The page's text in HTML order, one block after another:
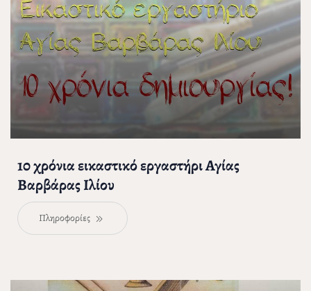
10 χρόνια εικαστικό εργαστήρι Αγίας
Βαρβάρας Ιλίου
Πληροφορίες